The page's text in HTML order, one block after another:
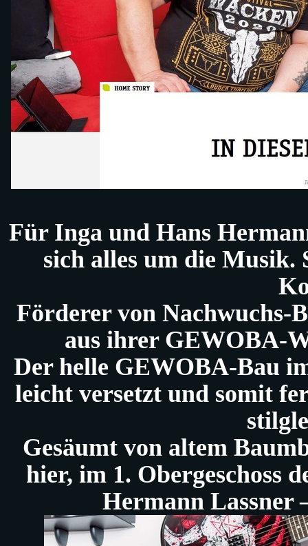
Für Inga und Hans
sich alles um die Musik.
Förderer von Nachwuchs-
aus ihrer GEWOBA-
Der helle GEWOBA-Bau
leicht versetzt und somit
Gesäumt von altem
hier, im 1. Obergeschoss
Hermann Lassner